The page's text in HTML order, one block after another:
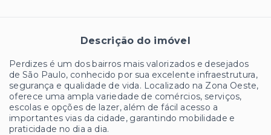
Descrição do imóvel
Perdizes é um dos bairros mais valorizados e desejados
de São Paulo, conhecido por sua excelente infraestrutura,
segurança e qualidade de vida. Localizado na Zona Oeste,
oferece uma ampla variedade de comércios, serviços,
escolas e opções de lazer, além de fácil acesso a
importantes vias da cidade, garantindo mobilidade e
praticidade no dia a dia.